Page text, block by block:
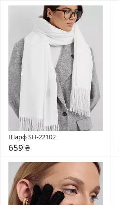
Шарф SH-22102
659 ₴